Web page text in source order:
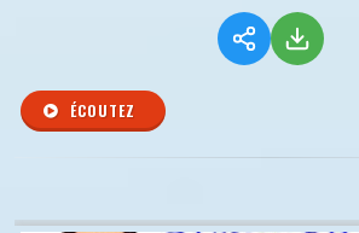
ÉCOUTEZ